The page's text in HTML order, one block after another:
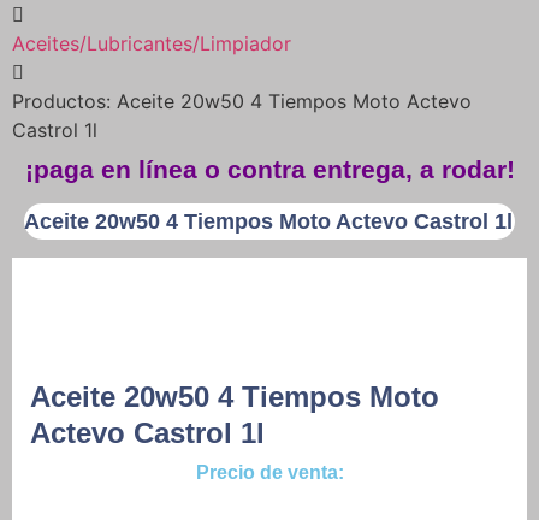
Aceites/Lubricantes/Limpiador
Productos: Aceite 20w50 4 Tiempos Moto Actevo
Castrol 1l
¡paga en línea o contra entrega, a rodar!
Aceite 20w50 4 Tiempos Moto Actevo Castrol 1l
Aceite 20w50 4 Tiempos Moto
Actevo Castrol 1l
Precio de venta: